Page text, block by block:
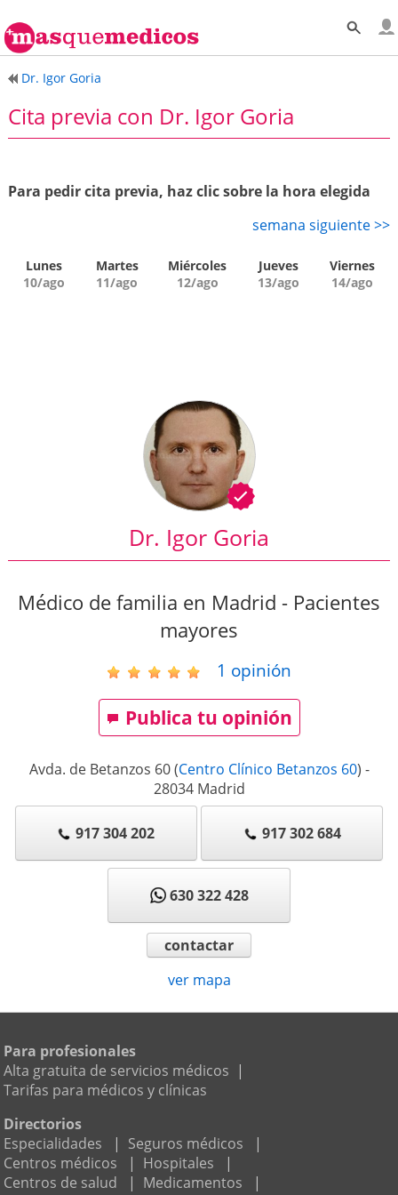
Dr. Igor Goria
Cita previa con Dr. Igor Goria
Para pedir cita previa, haz clic sobre la hora elegida
semana siguiente >>
Lunes
10/ago
Martes
11/ago
Miércoles
12/ago
Jueves
13/ago
Viernes
14/ago
Dr. Igor Goria
Médico de familia en Madrid - Pacientes
mayores
1 opinión
Publica tu opinión
Avda. de Betanzos 60 (Centro Clínico Betanzos 60) -
28034 Madrid
917 304 202 917 302 684
630 322 428
contactar
ver mapa
Para profesionales
Alta gratuita de servicios médicos |
Tarifas para médicos y clínicas
Directorios
Especialidades
| Seguros médicos
|
Centros médicos
| Hospitales
|
Centros de salud
| Medicamentos
|